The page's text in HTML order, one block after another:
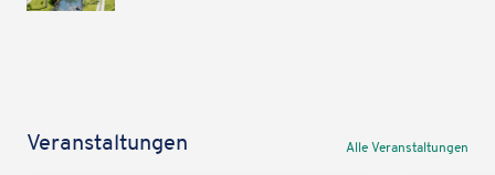
Veran­stal­tun­gen Alle Veran­stal­tun­gen